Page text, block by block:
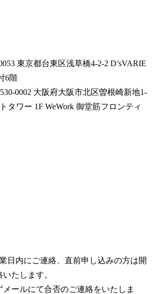
東京都台東区浅草橋4-2-2 D’sVARIE
6階
0002 大阪府大阪市北区曽根崎新地1-
タワー 1F WeWork 御堂筋フロンティ
日内にご連絡、直前申し込みの方は開
たします。
ールにて合否のご連絡をいたしま